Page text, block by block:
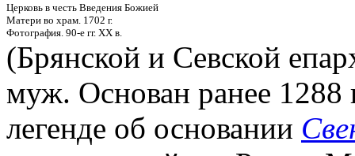
Церковь в честь Введения Божией
Матери во храм. 1702 г.
Фотография. 90-е гг. ХХ в.
(Брянской и Севской
муж. Основан ранее 1288
легенде об основании